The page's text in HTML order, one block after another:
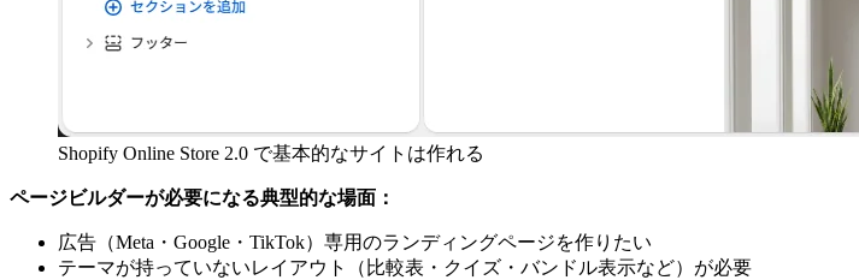
Shopify Online Store 2.0 で基本的なサイトは作れる
ページビルダーが必要になる典型的な場面：
広告（Meta・Google・TikTok）専用のランディングページを作りたい
テーマが持っていないレイアウト（比較表・クイズ・バンドル表示など）が必要